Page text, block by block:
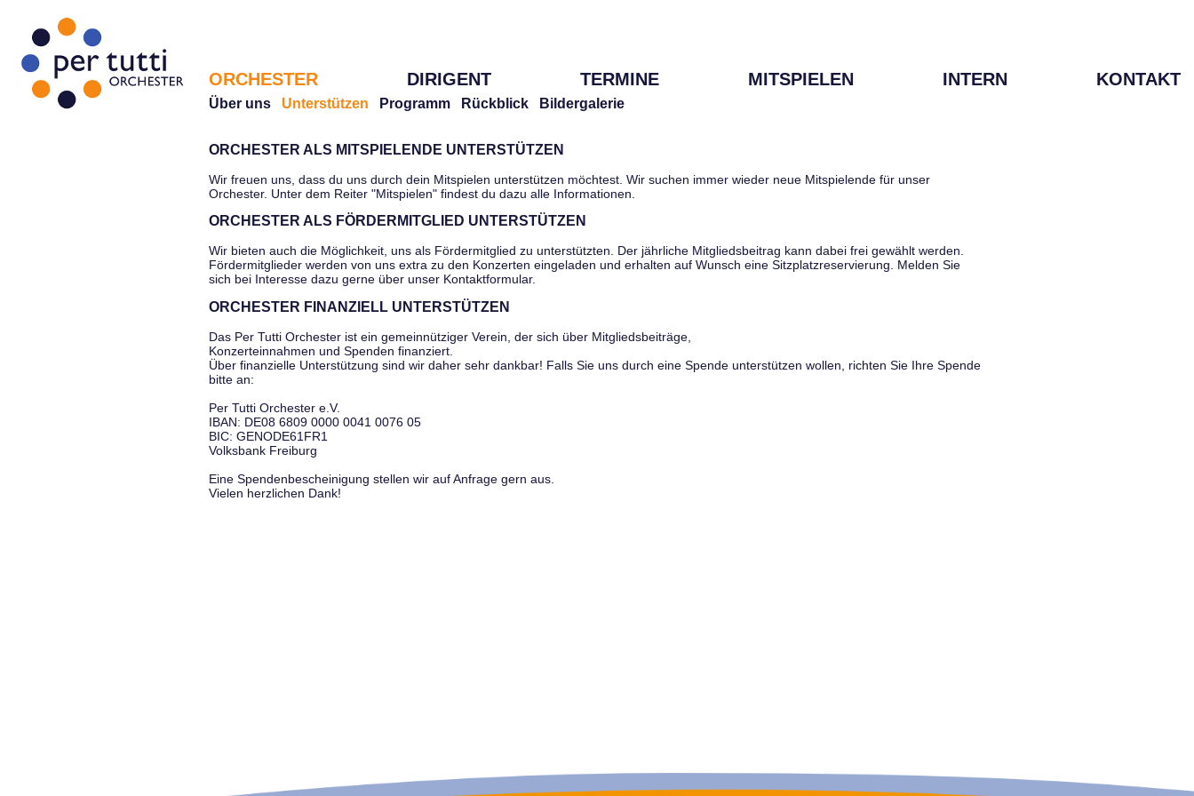
ORCHESTER DIRIGENT TERMINE MITSPIELEN INTERN KONTAKT
Über uns Unterstützen Programm Rückblick Bildergalerie
ORCHESTER ALS MITSPIELENDE UNTERSTÜTZEN
Wir freuen uns, dass du uns durch dein Mitspielen unterstützen möchtest. Wir suchen immer wieder neue Mitspielende für unser
Orchester. Unter dem Reiter "Mitspielen" findest du dazu alle Informationen.
ORCHESTER ALS FÖRDERMITGLIED UNTERSTÜTZEN
Wir bieten auch die Möglichkeit, uns als Fördermitglied zu unterstützten. Der jährliche Mitgliedsbeitrag kann dabei frei gewählt werden.
Fördermitglieder werden von uns extra zu den Konzerten eingeladen und erhalten auf Wunsch eine Sitzplatzreservierung. Melden Sie
sich bei Interesse dazu gerne über unser Kontaktformular.
ORCHESTER FINANZIELL UNTERSTÜTZEN
Das Per Tutti Orchester ist ein gemeinnütziger Verein, der sich über Mitgliedsbeiträge,
Konzerteinnahmen und Spenden finanziert.
Über finanzielle Unterstützung sind wir daher sehr dankbar! Falls Sie uns durch eine Spende unterstützen wollen, richten Sie Ihre Spende
bitte an:
Per Tutti Orchester e.V.
IBAN: DE08 6809 0000 0041 0076 05
BIC: GENODE61FR1
Volksbank Freiburg
Eine Spendenbescheinigung stellen wir auf Anfrage gern aus.
Vielen herzlichen Dank!